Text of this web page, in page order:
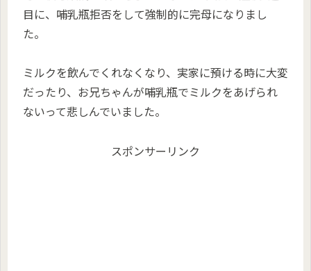
目に、哺乳瓶拒否をして強制的に完母になりまし
た。
ミルクを飲んでくれなくなり、実家に預ける時に大変
だったり、お兄ちゃんが哺乳瓶でミルクをあげられ
ないって悲しんでいました。
スポンサーリンク